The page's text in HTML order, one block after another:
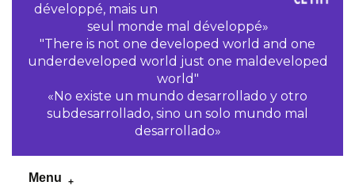
développé, mais un
seul monde mal développé»
"There is not one developed world and one
underdeveloped world just one maldeveloped
world"
«No existe un mundo desarrollado y otro
subdesarrollado, sino un solo mundo mal
desarrollado»
Menu